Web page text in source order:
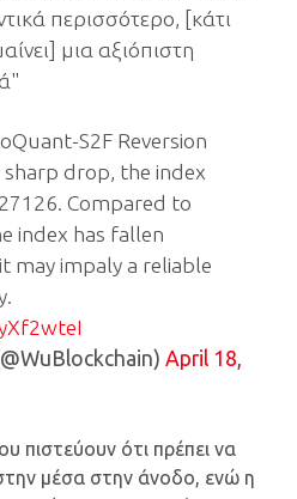
περισσότερο, [κάτι
μια αξιόπιστη
S2F Reversion
drop, the index
Compared to
index has fallen
may impaly a reliable
April 18,
πιστεύουν ότι πρέπει να
μέσα στην άνοδο, ενώ η